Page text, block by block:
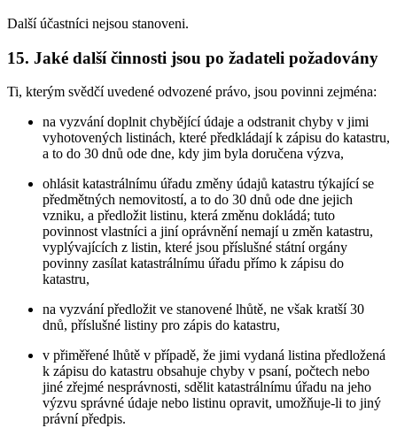
Další účastníci nejsou stanoveni.
15. Jaké další činnosti jsou po žadateli požadovány
Ti, kterým svědčí uvedené odvozené právo, jsou povinni zejména:
na vyzvání doplnit chybějící údaje a odstranit chyby v jimi
vyhotovených listinách, které předkládají k zápisu do katastru,
a to do 30 dnů ode dne, kdy jim byla doručena výzva,
ohlásit katastrálnímu úřadu změny údajů katastru týkající se
předmětných nemovitostí, a to do 30 dnů ode dne jejich
vzniku, a předložit listinu, která změnu dokládá; tuto
povinnost vlastníci a jiní oprávnění nemají u změn katastru,
vyplývajících z listin, které jsou příslušné státní orgány
povinny zasílat katastrálnímu úřadu přímo k zápisu do
katastru,
na vyzvání předložit ve stanovené lhůtě, ne však kratší 30
dnů, příslušné listiny pro zápis do katastru,
v přiměřené lhůtě v případě, že jimi vydaná listina předložená
k zápisu do katastru obsahuje chyby v psaní, počtech nebo
jiné zřejmé nesprávnosti, sdělit katastrálnímu úřadu na jeho
výzvu správné údaje nebo listinu opravit, umožňuje-li to jiný
právní předpis.